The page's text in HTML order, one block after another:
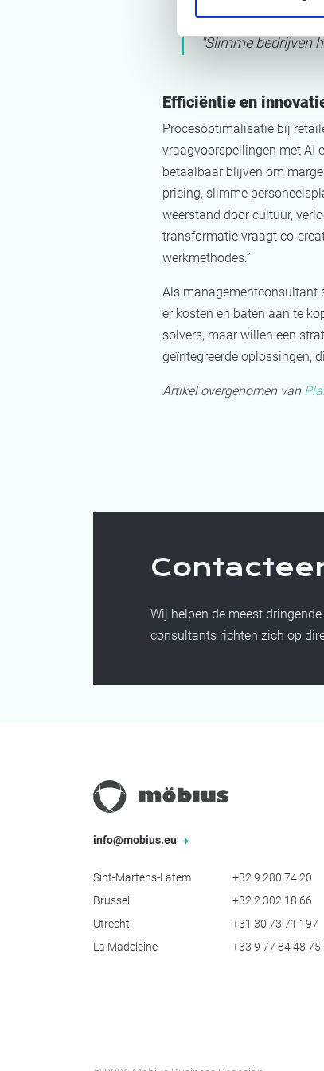
"Slimme bedrijven
Efficiëntie en
Procesoptimalisatie bij
vraagvoorspellingen met AI
betaalbaar blijven om
pricing, slimme
weerstand door cultuur,
transformatie vraagt co-
werkmethodes.”
Als managementconsultant
er kosten en baten aan te
solvers, maar willen een
geïntegreerde oplossingen,
Artikel overgenomen van
Wij helpen de meest
consultants richten zich op
info@mobius.eu
Sint-Martens-Latem
+32 9 280 74 20
Brussel
+32 2 302 18 66
Utrecht
+31 30 73 71 197
La Madeleine
+33 9 77 84 48 75